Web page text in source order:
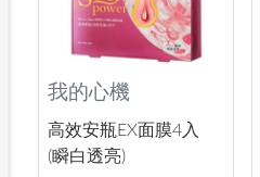
我的心機
高效安瓶EX面膜4入
(瞬白透亮)